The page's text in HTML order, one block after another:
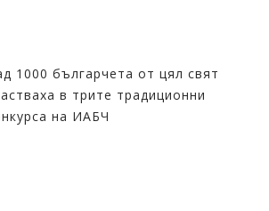
1000 българчета от цял свят
в трите традиционни
на ИАБЧ